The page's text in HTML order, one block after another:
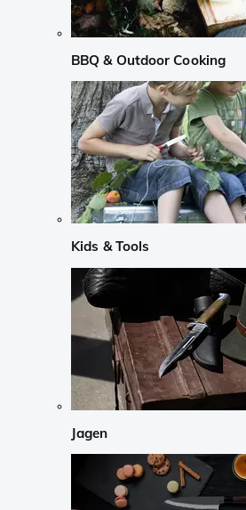
BBQ & Outdoor Cooking
Kids & Tools
Jagen